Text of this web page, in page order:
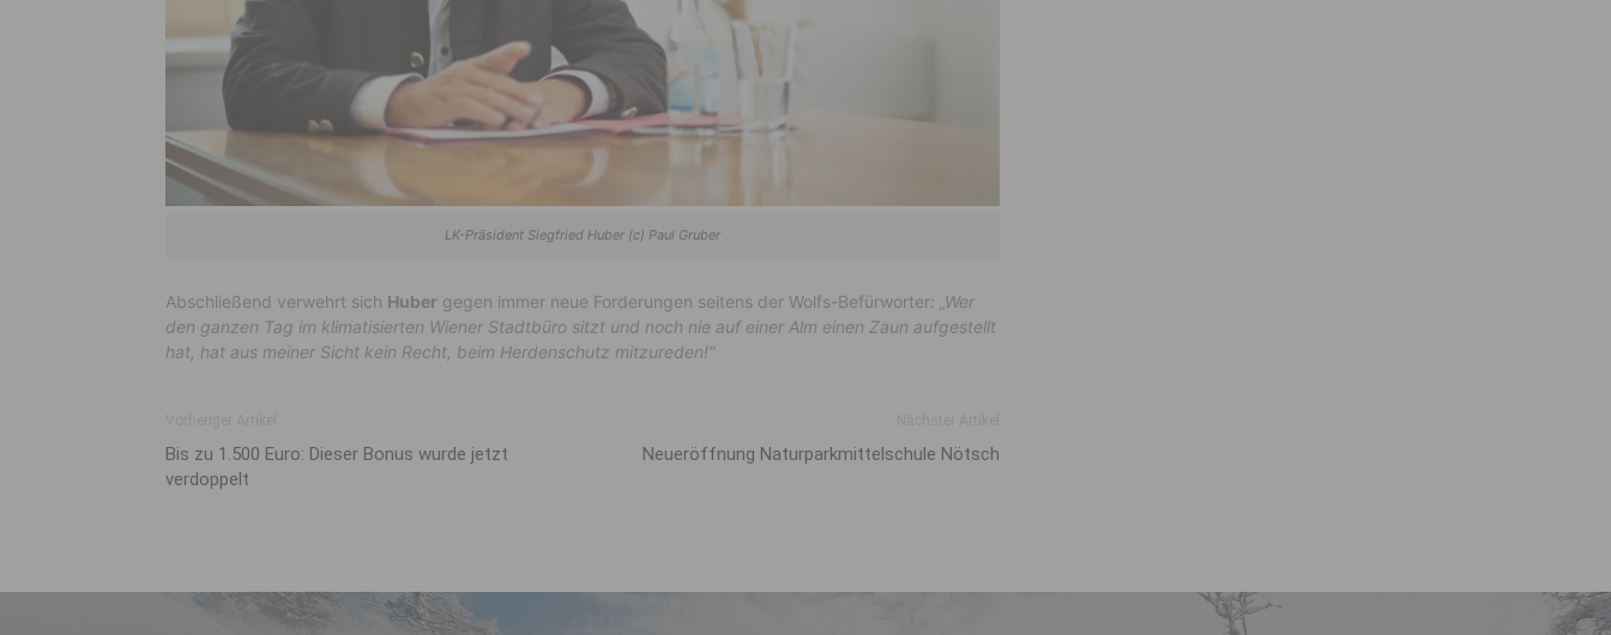
LK-Präsident Siegfried Huber (c) Paul Gruber
Abschließend verwehrt sich Huber gegen immer neue Forderungen seitens der Wolfs-Befürworter: „Wer
den ganzen Tag im klimatisierten Wiener Stadtbüro sitzt und noch nie auf einer Alm einen Zaun aufgestellt
hat, hat aus meiner Sicht kein Recht, beim Herdenschutz mitzureden!“
Bis zu 1.500 Euro: Dieser Bonus wurde jetzt
verdoppelt
Neueröffnung Naturparkmittelschule Nötsch